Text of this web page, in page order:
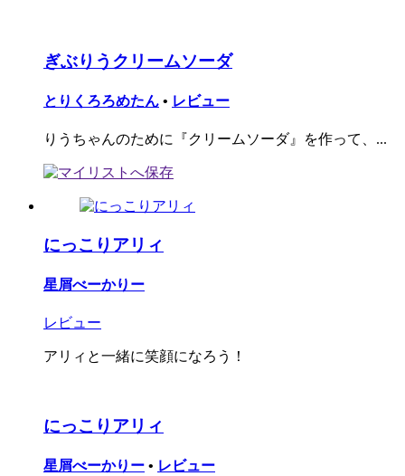
ぎぶりうクリームソーダ
とりくろろめたん • レビュー
りうちゃんのために『クリームソーダ』を作って、...
にっこりアリィ
星屑べーかりー
レビュー
アリィと一緒に笑顔になろう！
にっこりアリィ
星屑べーかりー • レビュー